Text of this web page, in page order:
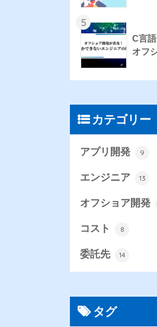
5
C言
オフ
カテゴリー
アプリ開発 9
エンジニア 13
オフショア開発
コスト 8
委託先 14
タグ